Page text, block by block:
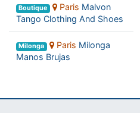
Boutique Paris Malvon
Tango Clothing And Shoes
Milonga Paris Milonga
Manos Brujas